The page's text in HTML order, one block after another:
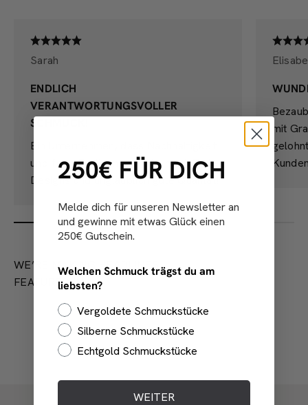
Sarah
ENDLICH
VERANTWORTUNGSVOLLER
SCHMUCK!
Ein Unternehmen, dass Nachhaltigkeit
und faire Fertigung ernst nimmt. Tolle
Designs und unglaublich gute Qualität!
mit
WE’RE MAKING HEADLINES.
FEATURED IN
250€ FÜR DICH
Melde dich für unseren Newsletter an
und gewinne mit etwas Glück einen
250€ Gutschein.
Welchen Schmuck trägst du am
liebsten?
Vergoldete Schmuckstücke
Silberne Schmuckstücke
Echtgold Schmuckstücke
WEITER